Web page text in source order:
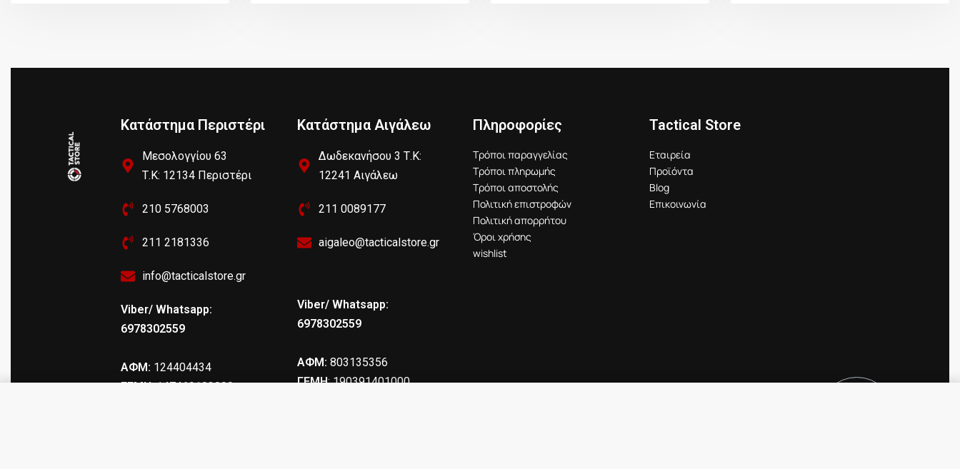
Κατάστημα Περιστέρι
Μεσολογγίου 63
Τ.Κ: 12134 Περιστέρι
210 5768003
211 2181336
info@tacticalstore.gr
Viber/ Whatsapp:
6978302559
ΑΦΜ: 124404434
ΓΕΜΗ: 147469103000
Κατάστημα Αιγάλεω
Δωδεκανήσου 3 Τ.Κ:
12241 Αιγάλεω
211 0089177
aigaleo@tacticalstore.gr
Viber/ Whatsapp:
6978302559
ΑΦΜ: 803135356
ΓΕΜΗ: 190391401000
Πληροφορίες
Τρόποι παραγγελίας
Τρόποι πληρωμής
Τρόποι αποστολής
Πολιτική επιστροφών
Πολιτική απορρήτου
Όροι χρήσης
wishlist
Tactical Store
Εταιρεία
Προϊόντα
Blog
Επικοινωνία